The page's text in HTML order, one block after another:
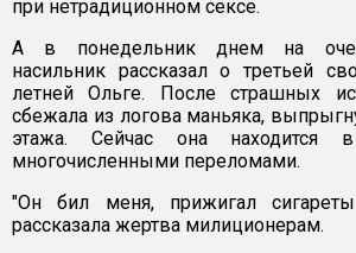
при нетрадиционном сексе.
А в понедельник днем на
насильник рассказал о третьей
летней Ольге. После страшных
сбежала из логова маньяка,
этажа. Сейчас она находится
многочисленными переломами.
"Он бил меня, прижигал
рассказала жертва милиционерам.